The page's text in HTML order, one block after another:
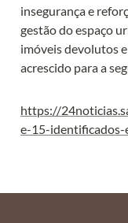
insegurança e
gestão do espaço
imóveis devolutos
acrescido para a
https://
e-15-